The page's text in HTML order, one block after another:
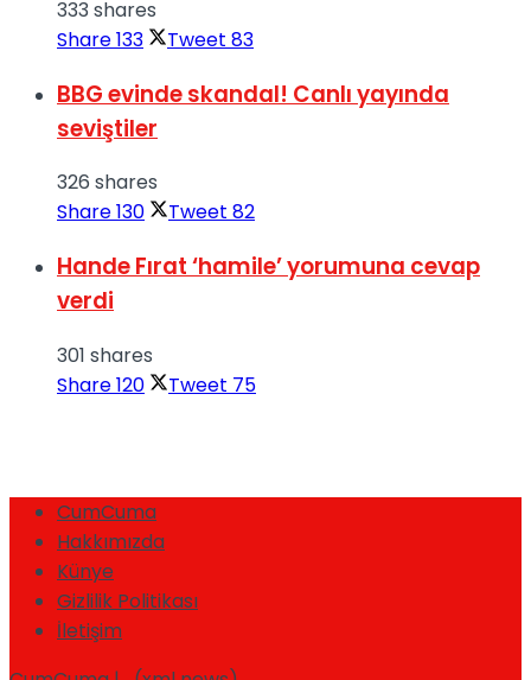
333 shares
Share133 Tweet 83
BBG evinde skandal! Canlı yayında
seviştiler
326 shares
Share130 Tweet 82
Hande Fırat ‘hamile’ yorumuna cevap
verdi
301 shares
Share120 Tweet 75
CumCuma
Hakkımızda
Künye
Gizlilik Politikası
İletişim